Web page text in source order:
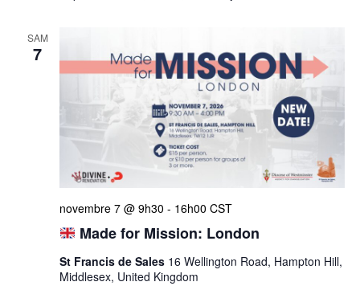
SAM
7
Made for Mission: London
novembre 7 @ 9h30 - 16h00 CST
St Francis de Sales 16 Wellington Road, Hampton Hill,
Middlesex, United Kingdom